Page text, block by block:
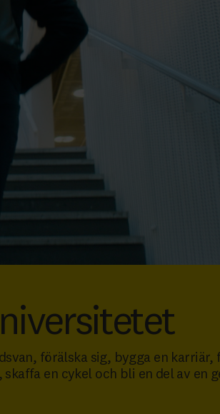
förälska sig, bygga en karriär,
en cykel och bli en del av en